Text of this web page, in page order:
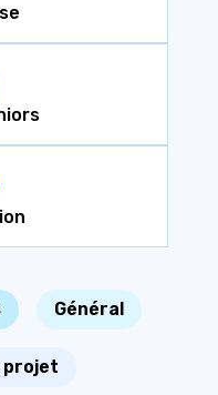
Général
projet